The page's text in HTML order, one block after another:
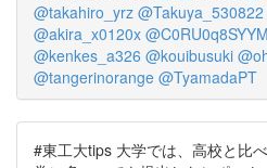
@takahiro_yrz @Takuya_530822
@akira_x0120x
@kenkes_a326 @kouibusuki
@tangerinorange @TyamadaPT
#東工大tips 大学では、高校と比